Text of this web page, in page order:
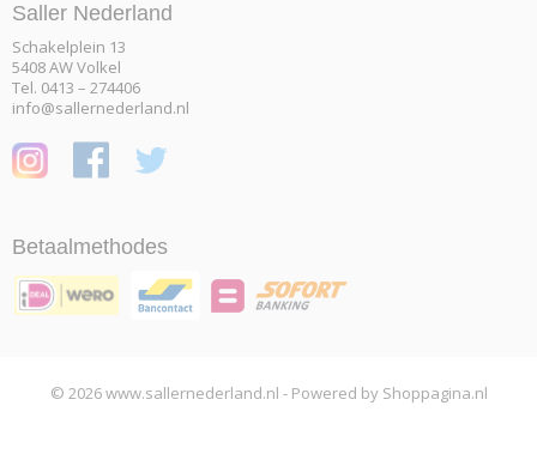
Saller Nederland
Schakelplein 13
5408 AW Volkel
Tel. 0413 – 274406
info@sallernederland.nl
Betaalmethodes
© 2026 www.sallernederland.nl - Powered by Shoppagina.nl